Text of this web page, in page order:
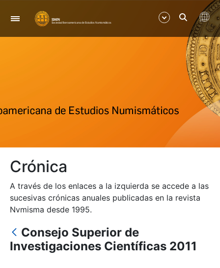
Navegación
Mostrar/Ocultar
Mostrar/Ocultar
Mostrar/Ocultar
Crónica
A través de los enlaces a la izquierda se accede a las
sucesivas crónicas anuales publicadas en la revista
Nvmisma desde 1995.
Consejo Superior de
Investigaciones Científicas 2011